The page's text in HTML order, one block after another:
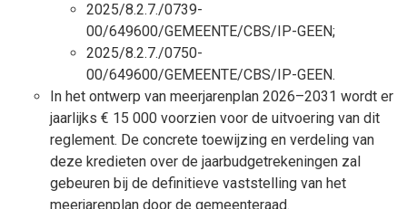
2025/8.2.7./0739-
00/649600/GEMEENTE/CBS/IP-GEEN;
2025/8.2.7./0750-
00/649600/GEMEENTE/CBS/IP-GEEN.
In het ontwerp van meerjarenplan 2026–2031 wordt er
jaarlijks € 15 000 voorzien voor de uitvoering van dit
reglement. De concrete toewijzing en verdeling van
deze kredieten over de jaarbudgetrekeningen zal
gebeuren bij de definitieve vaststelling van het
meerjarenplan door de gemeenteraad.